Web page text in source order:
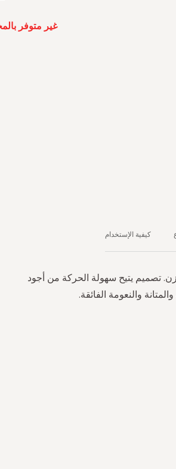
غير متوفر
تصميم يتيح سهولة الحركة من أجود
والنعومة الفائقة.
كيفية الإستخدام